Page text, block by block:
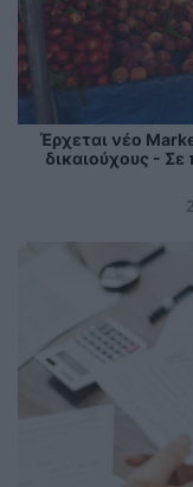
Έρχεται νέο
δικαιούχους -